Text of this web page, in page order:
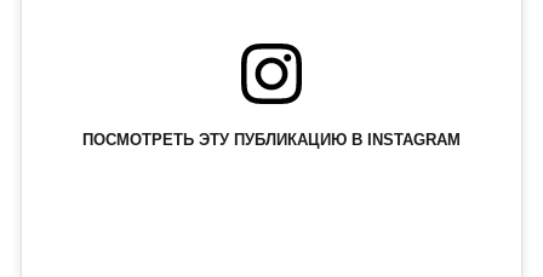
ПОСМОТРЕТЬ ЭТУ ПУБЛИКАЦИЮ В INSTAGRAM